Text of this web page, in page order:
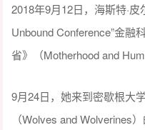
2018年9月12日，海斯特·
Unbound Conference”金融
省》（Motherhood and
9月24日，她来到密歇根大
（Wolves and Wolverines）